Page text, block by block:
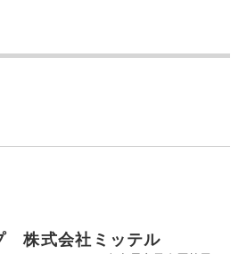
株式会社ミッテル